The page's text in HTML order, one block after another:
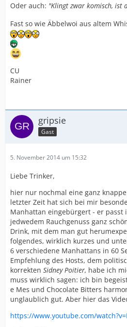
Oder auch: "Klingt zwar komisch, ist
Fast so wie Äbbelwoi aus altem
CU
Rainer
gripsie
Gast
5. November 2014 um 15:32
Liebe Trinker,
hier nur nochmal eine ganz
letzter Zeit hat sich bei mir
Manhattan eingebürgert - er passt
jedwedem Rauchgenuss ganz
Drink, mit dem man gut
folgendes, wirklich kurzes und
6 verschiedene Manhattans in 60
Empfehlung des Hosts, dem
korrekten Sidney Poitier, habe ich
muss wirklich sagen: ich bin
e Mes und Chocolate Bitters
unglaublich gut. Aber hier das
https://www.youtube.com/